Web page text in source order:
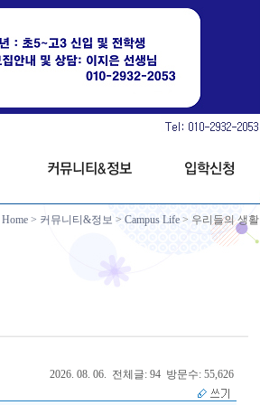
Home > 커뮤니티&정보 > Campus Life > 우리들의 생활
2026. 08. 06. 전체글: 94 방문수: 55,626